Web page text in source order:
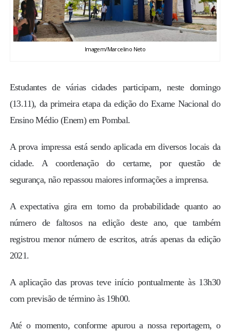
ENQUETE
TV LPB
COLUNISTAS
Imagem/Marcelino Neto
Estudantes de várias cidades participam, neste domingo
(13.11), da primeira etapa da edição do Exame Nacional do
Ensino Médio (Enem) em Pombal.
A prova impressa está sendo aplicada em diversos locais da
cidade. A coordenação do certame, por questão de
segurança, não repassou maiores informações a imprensa.
A expectativa gira em torno da probabilidade quanto ao
número de faltosos na edição deste ano, que também
registrou menor número de escritos, atrás apenas da edição
2021.
A aplicação das provas teve início pontualmente às 13h30
com previsão de término às 19h00.
Até o momento, conforme apurou a nossa reportagem, o